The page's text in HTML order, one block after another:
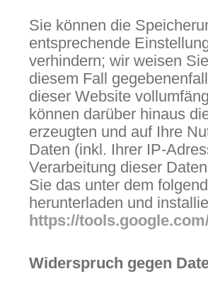
Sie können die
entsprechende
verhindern; wir weisen
diesem Fall
dieser Website
können darüber hinaus
erzeugten und auf Ihre
Daten (inkl. Ihrer IP-
Verarbeitung dieser
Sie das unter dem
herunterladen und
https://
Widerspruch gegen